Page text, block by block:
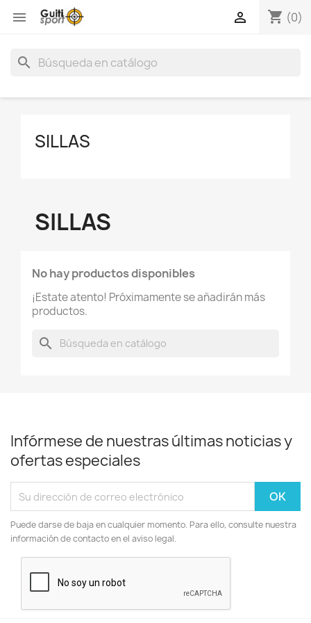
 shopping_cart (0)

search
SILLAS
SILLAS
No hay productos disponibles
¡Estate atento! Próximamente se añadirán más
productos.
search
Infórmese de nuestras últimas noticias y
ofertas especiales
Puede darse de baja en cualquier momento. Para ello, consulte nuestra
información de contacto en el aviso legal.